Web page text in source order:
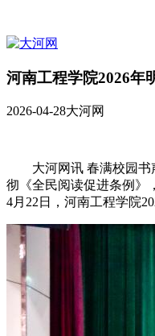
河南工程学院2026年
2026-04-28大河网
大河网讯 春满校园
彻《全民阅读促进条例》
4月22日，河南工程学院